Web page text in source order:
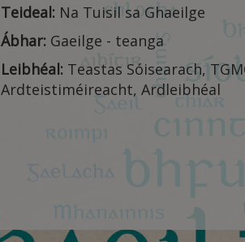
Teideal: Na Tuisil sa Ghaeilge
Ábhar: Gaeilge - teanga
Leibhéal: Teastas Sóisearach,
Ardteistiméireacht, Ardleibhéal